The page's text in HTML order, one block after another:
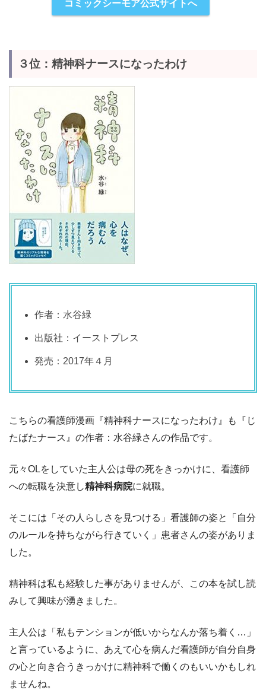
コミックシーモア公式サイトへ
３位：精神科ナースになったわけ
作者：水谷緑
出版社：イーストプレス
発売：2017年４月
こちらの看護師漫画『精神科ナースになったわけ』も『じ
たばたナース』の作者：水谷緑さんの作品です。
元々OLをしていた主人公は母の死をきっかけに、看護師
への転職を決意し精神科病院に就職。
そこには「その人らしさを見つける」看護師の姿と「自分
のルールを持ちながら行きていく」患者さんの姿がありま
した。
精神科は私も経験した事がありませんが、この本を試し読
みして興味が湧きました。
主人公は「私もテンションが低いからなんか落ち着く…」
と言っているように、あえて心を病んだ看護師が自分自身
の心と向き合うきっかけに精神科で働くのもいいかもしれ
ませんね。